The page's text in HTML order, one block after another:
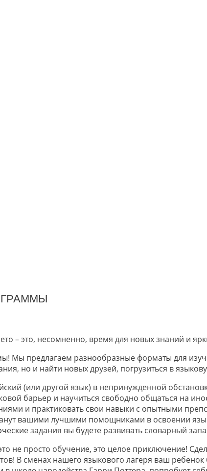
– это, несомненно, время для новых знаний и
Мы предлагаем разнообразные форматы для
но и найти новых друзей, погрузиться в
(или другой язык) в непринужденной
барьер и научиться свободно общаться на
и практиковать свои навыки с опытными
вашими лучшими помощниками в освоении
задания вы будете развивать словарный
не просто обучение, это целое приключение!
В сменах нашего языкового лагеря ваш